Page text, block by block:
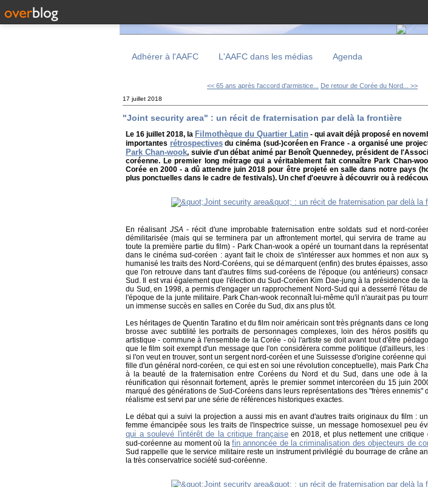
Adhérer à l'AAFC L'AAFC dans les médias Agenda
<< 65 ans après l'accord d'armistice... De retour de Corée du Nord... >>
17 juillet 2018
"Joint security area" : un récit de fraternisation par delà la frontière
Le 16 juillet 2018, la Filmothèque du Quartier Latin - qui avait déjà proposé en
importantes rétrospectivesdu cinéma (sud-)coréen en France - a organisé une
Park Chan-wook, suivie d'un débat animé par Benoît Quennedey, président de
coréenne. Le premier long métrage qui a véritablement fait connaître Park Chan-
Corée en 2000 - a dû attendre juin 2018 pour être projeté en salle dans notre pays
plus ponctuelles dans le cadre de festivals). Un chef d'oeuvre à découvrir ou à
En réalisant JSA- récit d'une improbable fraternisation entre soldats sud et nord-
démilitarisée (mais qui se terminera par un affrontement mortel, qui servira de trame
toute la première partie du film) - Park Chan-wook a opéré un tournant dans la
dans le cinéma sud-coréen : ayant fait le choix de s'intéresser aux hommes et non aux
humanisé les traits des Nord-Coréens, qui se démarquent (enfin) des brutes épaisses,
que l'on retrouve dans tant d'autres films sud-coréens de l'époque (ou antérieurs)
Sud. Il est vrai également que l'élection du Sud-Coréen Kim Dae-jung à la présidence de
du Sud, en 1998, a permis d'engager un rapprochement Nord-Sud qui a desserré l'étau
l'époque de la junte militaire. Park Chan-wook reconnaît lui-même qu'il n'aurait pas pu
un immense succès en salles en Corée du Sud, dix ans plus tôt.
Les héritages de Quentin Taratino et du film noir américain sont très prégnants dans ce
brosse avec subtilité les portraits de personnages complexes, loin des héros positifs
artistique - commune à l'ensemble de la Corée - où l'artiste se doit avant tout d'être
que le film soit exempt d'un message que l'on considèrera comme politique (d'ailleurs, les
si l'on veut en trouver, sont un sergent nord-coréen et une Suissesse d'origine coréenne
fille d'un général nord-coréen, ce qui est en soi une révolution conceptuelle), mais Park
à la beauté de la fraternisation entre Coréens du Nord et du Sud, dans une ode à
réunification qui résonnait fortement, après le premier sommet intercoréen du 15 juin
marqué des générations de Sud-Coréens dans leurs représentations des "frères ennemis"
réalisme est servi par une série de références historiques exactes.
Le débat qui a suivi la projection a aussi mis en avant d'autres traits originaux du film :
femme émancipée sous les traits de l'inspectrice suisse, un message homosexuel peu
qui a soulevé l'intérêt de la critique françaiseen 2018, et plus nettement une critique
sud-coréenne au moment où la fin annoncée de la criminalisation des objecteurs de
Sud rappelle que le service militaire reste un instrument privilégié du bourrage de crâne
la très conservatrice société sud-coréenne.